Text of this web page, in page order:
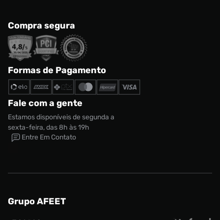
Compra segura
Formas de Pagamento
Fale com a gente
Estamos disponíveis de segunda a
sexta-feira, das 8h às 19h
Entre Em Contato
Grupo AFEET